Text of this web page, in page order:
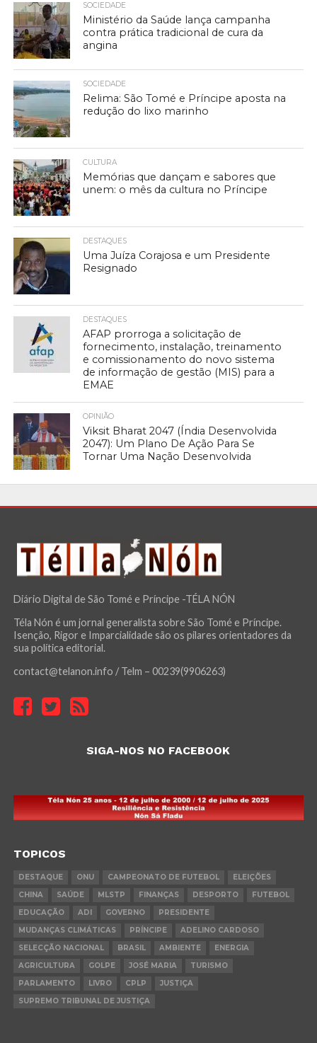
SOCIEDADE
Ministério da Saúde lança campanha
contra prática tradicional de cura da
angina
SOCIEDADE
Relima: São Tomé e Príncipe aposta na
redução do lixo marinho
CULTURA
Memórias que dançam e sabores que
unem: o mês da cultura no Príncipe
DESTAQUES
Uma Juíza Corajosa e um Presidente
Resignado
DESTAQUES
AFAP prorroga a solicitação de
fornecimento, instalação, treinamento
e comissionamento do novo sistema
de informação de gestão (MIS) para a
EMAE
OPINIÃO
Viksit Bharat 2047 (Índia Desenvolvida
2047): Um Plano De Ação Para Se
Tornar Uma Nação Desenvolvida
Diário Digital de São Tomé e Príncipe -TÉLA NÓN
Téla Nón é um jornal generalista sobre São Tomé e Príncipe.
Isenção, Rigor e Imparcialidade são os pilares orientadores da
sua política editorial.
contact@telanon.info / Telm – 00239(9906263)
SIGA-NOS NO FACEBOOK
TOPICOS
DESTAQUE ONU CAMPEONATO DE FUTEBOL
ELEIÇÕES
CHINA
SAÚDE MLSTP FINANÇAS DESPORTO
FUTEBOL
EDUCAÇÃO
ADI GOVERNO
PRESIDENTE
MUDANÇAS CLIMÁTICAS
PRÍNCIPE
ADELINO CARDOSO
SELECÇÃO NACIONAL
BRASIL AMBIENTE
ENERGIA
AGRICULTURA
GOLPE JOSÉ MARIA
TURISMO
PARLAMENTO
LIVRO CPLP
JUSTIÇA
SUPREMO TRIBUNAL DE JUSTIÇA